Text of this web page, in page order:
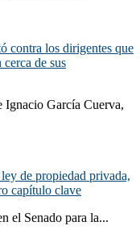
contra los dirigentes que
de sus
Ignacio García Cuerva,
de propiedad privada,
capítulo clave
el Senado para la...